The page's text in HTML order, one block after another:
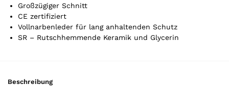
s
Großzügiger Schnitt
CE zertifiziert
Vollnarbenleder für lang anhaltenden Schutz
SR – Rutschhemmende Keramik und Glycerin
Beschreibung